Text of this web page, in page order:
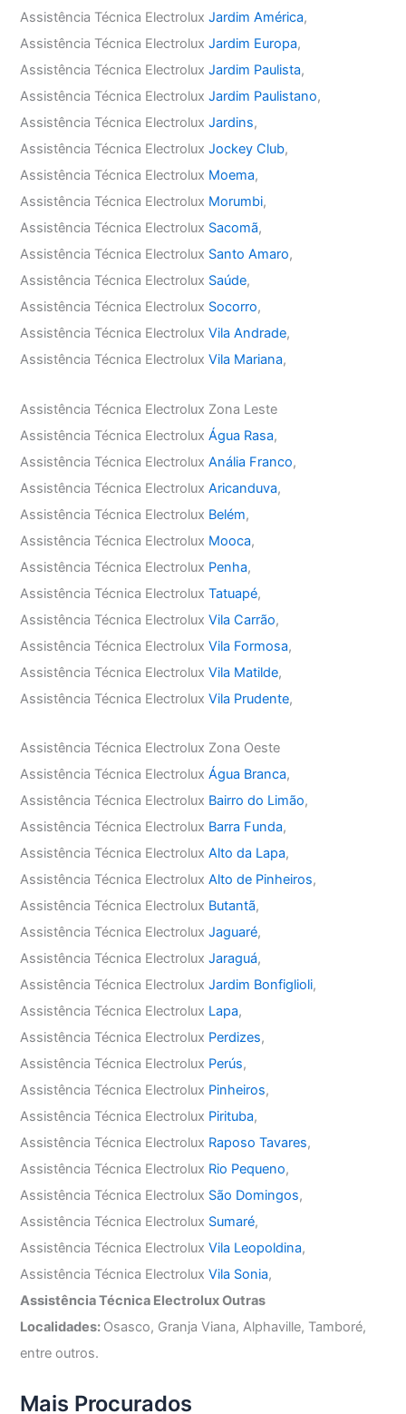
Assistência Técnica ElectroluxJardim América,
Assistência Técnica ElectroluxJardim Europa,
Assistência Técnica ElectroluxJardim Paulista,
Assistência Técnica ElectroluxJardim Paulistano,
Assistência Técnica ElectroluxJardins,
Assistência Técnica ElectroluxJockey Club,
Assistência Técnica Electrolux Moema,
Assistência Técnica Electrolux Morumbi,
Assistência Técnica Electrolux Sacomã,
Assistência Técnica Electrolux Santo Amaro,
Assistência Técnica Electrolux Saúde,
Assistência Técnica Electrolux Socorro,
Assistência Técnica ElectroluxVila Andrade,
Assistência Técnica ElectroluxVila Mariana,
Assistência Técnica Electrolux Zona Leste
Assistência Técnica ElectroluxÁgua Rasa,
Assistência Técnica ElectroluxAnália Franco,
Assistência Técnica ElectroluxAricanduva,
Assistência Técnica Electrolux Belém,
Assistência Técnica Electrolux Mooca,
Assistência Técnica Electrolux Penha,
Assistência Técnica ElectroluxTatuapé,
Assistência Técnica ElectroluxVila Carrão,
Assistência Técnica ElectroluxVila Formosa,
Assistência Técnica ElectroluxVila Matilde,
Assistência Técnica ElectroluxVila Prudente,
Assistência Técnica Electrolux Zona Oeste
Assistência Técnica ElectroluxÁgua Branca,
Assistência Técnica Electrolux Bairro do Limão,
Assistência Técnica Electrolux Barra Funda,
Assistência Técnica ElectroluxAlto da Lapa,
Assistência Técnica ElectroluxAlto de Pinheiros,
Assistência Técnica Electrolux Butantã,
Assistência Técnica ElectroluxJaguaré,
Assistência Técnica ElectroluxJaraguá,
Assistência Técnica ElectroluxJardim Bonfiglioli,
Assistência Técnica Electrolux Lapa,
Assistência Técnica Electrolux Perdizes,
Assistência Técnica Electrolux Perús,
Assistência Técnica Electrolux Pinheiros,
Assistência Técnica Electrolux Pirituba,
Assistência Técnica Electrolux Raposo Tavares,
Assistência Técnica Electrolux Rio Pequeno,
Assistência Técnica Electrolux São Domingos,
Assistência Técnica Electrolux Sumaré,
Assistência Técnica ElectroluxVila Leopoldina,
Assistência Técnica ElectroluxVila Sonia,
Assistência Técnica Electrolux Outras
Localidades: Osasco, Granja Viana, Alphaville, Tamboré,
entre outros.
Mais Procurados